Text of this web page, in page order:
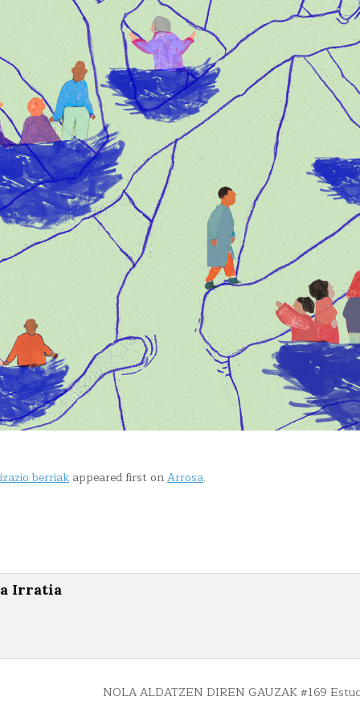
berriak appeared first onArrosa.
Irratia
NOLA ALDATZEN DIREN GAUZAK #169